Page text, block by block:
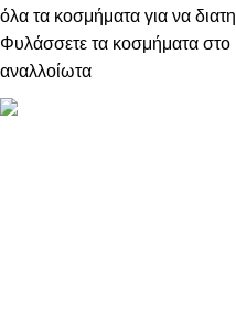
όλα τα κοσμήματα για να
Φυλάσσετε τα κοσμήματα στο
αναλλοίωτα